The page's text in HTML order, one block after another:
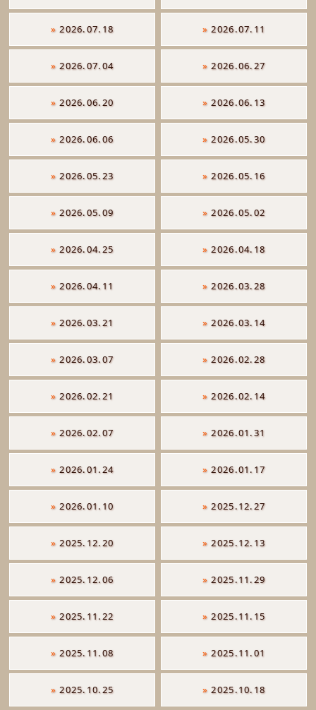
» 2026.07.18 » 2026.07.11
» 2026.07.04 » 2026.06.27
» 2026.06.20 » 2026.06.13
» 2026.06.06 » 2026.05.30
» 2026.05.23 » 2026.05.16
» 2026.05.09 » 2026.05.02
» 2026.04.25 » 2026.04.18
» 2026.04.11 » 2026.03.28
» 2026.03.21 » 2026.03.14
» 2026.03.07 » 2026.02.28
» 2026.02.21 » 2026.02.14
» 2026.02.07 » 2026.01.31
» 2026.01.24 » 2026.01.17
» 2026.01.10 » 2025.12.27
» 2025.12.20 » 2025.12.13
» 2025.12.06 » 2025.11.29
» 2025.11.22 » 2025.11.15
» 2025.11.08 » 2025.11.01
» 2025.10.25 » 2025.10.18